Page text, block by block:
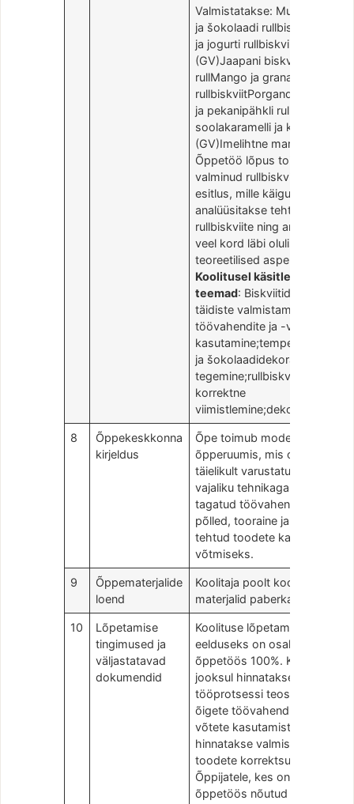
Valmistatakse: Mustasõstra
ja šokolaadi rullbiskviitKirsi
ja jogurti rullbiskviit
(GV)Jaapani biskviidi
rullMango ja granadilli
rullbiskviitPorgandi-apelsini
ja pekanipähkli rullBaileys,
soolakaramelli ja kohvi rull
(GV)Imelihtne marjarull
Õppetöö lõpus toimub
valminud rullbiskviitide
esitlus, mille käigus
analüüsitakse tehtud
rullbiskviite ning arutletakse
veel kord läbi olulisemad
teoreetilised aspektid.
Koolitusel käsitletavad
teemad: Biskviitide ja
täidiste valmistamine;õigete
töövahendite ja -võtete
kasutamine;tempereerimine
ja šokolaadidekoratsioonide
tegemine;rullbiskviitide
korrektne
viimistlemine;dekoreerimine.
8
Õppekeskkonna
kirjeldus
Õpe toimub modernses
õpperuumis, mis on
täielikult varustatud õppeks
vajaliku tehnikaga. On
tagatud töövahendid,
põlled, tooraine ja pakendid
tehtud toodete kaasa
võtmiseks.
9
Õppematerjalide
loend
Koolitaja poolt koostatud
materjalid paberkandjal.
10
Lõpetamise
tingimused ja
väljastatavad
dokumendid
Koolituse lõpetamise
eelduseks on osalemine
õppetöös 100%. Koolituse
jooksul hinnatakse
tööprotsessi teostamist –
õigete töövahendite- ja
võtete kasutamist. Lõpus
hinnatakse valmistatud
toodete korrektsust.
Õppijatele, kes on osalenud
õppetöös nõutud mahus,